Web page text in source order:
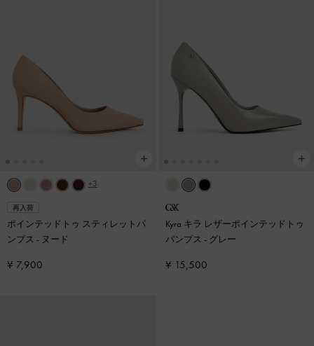
+3
再入荷
ポインテッドトゥ スティレットパ
ンプス - ヌード
¥ 7,900
Kyra キラ レザーポインテッドトゥ
パンプス - グレー
¥ 15,500